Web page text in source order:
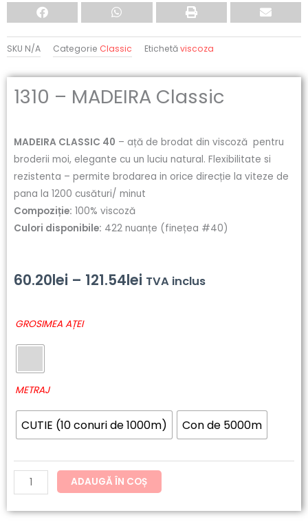
SKU N/A Categorie Classic Etichetăviscoza
1310 – MADEIRA Classic
MADEIRA CLASSIC 40 – ață de brodat din viscoză pentru
broderii moi, elegante cu un luciu natural. Flexibilitate si
rezistenta – permite brodarea in orice direcție la viteze de
pana la 1200 cusături/ minut
Compoziție: 100% viscoză
Culori disponibile: 422 nuanțe (finețea #40)
60.20lei – 121.54lei Interval
la
121.54lei
TVA inclus
GROSIMEA AȚEI
METRAJ
CUTIE (10 conuri de 1000m) Con de 5000m
Cantitate
MADEIRA
Classic
ADAUGĂ ÎN COȘ